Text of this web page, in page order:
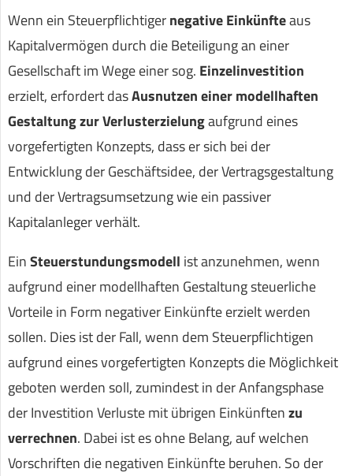
Wenn ein Steuerpflichtigernegative Einkünfteaus
Kapitalvermögen durch die Beteiligung an einer
Gesellschaft im Wege einer sog. Einzelinvestition
erzielt, erfordert dasAusnutzen einer modellhaften
Gestaltung zur Verlusterzielungaufgrund eines
vorgefertigten Konzepts, dass er sich bei der
Entwicklung der Geschäftsidee, der Vertragsgestaltung
und der Vertragsumsetzung wie ein passiver
Kapitalanleger verhält.
EinSteuerstundungsmodell ist anzunehmen, wenn
aufgrund einer modellhaften Gestaltung steuerliche
Vorteile in Form negativer Einkünfte erzielt werden
sollen. Dies ist der Fall, wenn dem Steuerpflichtigen
aufgrund eines vorgefertigten Konzepts die Möglichkeit
geboten werden soll, zumindest in der Anfangsphase
der Investition Verluste mit übrigen Einkünftenzu
verrechnen. Dabei ist es ohne Belang, auf welchen
Vorschriften die negativen Einkünfte beruhen. So der